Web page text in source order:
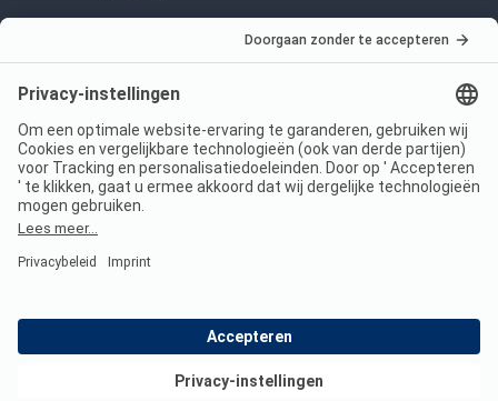
Imprint
Jouw privacy
Voorwaarden
Wet digitale diensten